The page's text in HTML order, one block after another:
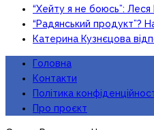
“Хейту я не боюсь”: Леся
“Радянський продукт”?
Катерина Кузнєцова
Головна
Контакти
Політика
Про проєкт